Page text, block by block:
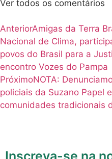
Ver todos os comentários
AnteriorAmigas da Terra
Nacional de Clima,
povos do Brasil para a
encontro Vozes do Pampa
PróximoNOTA:
policiais da Suzano Papel
comunidades tradicionais